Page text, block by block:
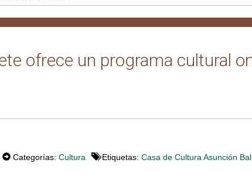
ofrece un programa cultural
Categorías: Cultura Etiquetas: Casa de Cultura Asunción